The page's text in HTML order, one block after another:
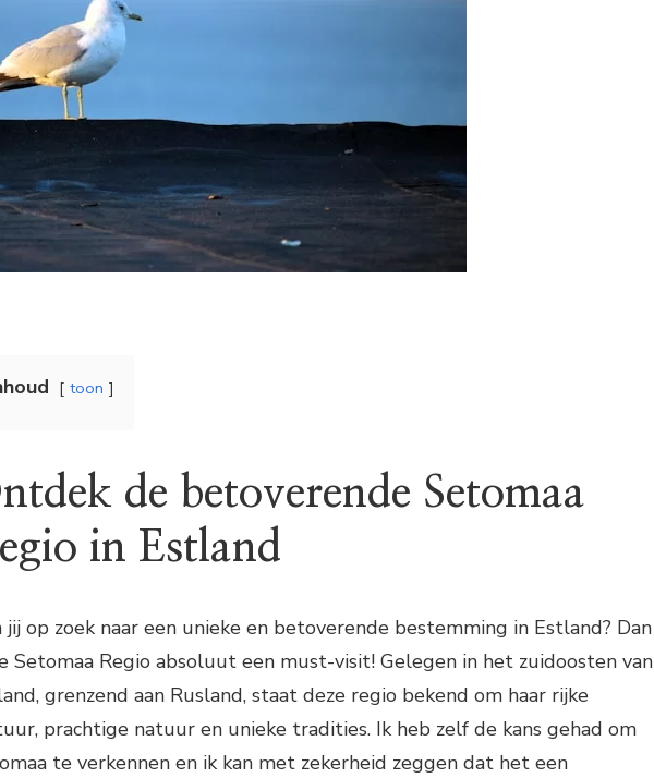
toon
de betoverende Setomaa
in Estland
jij op zoek naar een unieke en betoverende bestemming in Estland? Dan
Setomaa Regio absoluut een must-visit! Gelegen in het zuidoosten van
grenzend aan Rusland, staat deze regio bekend om haar rijke
prachtige natuur en unieke tradities. Ik heb zelf de kans gehad om
te verkennen en ik kan met zekerheid zeggen dat het een